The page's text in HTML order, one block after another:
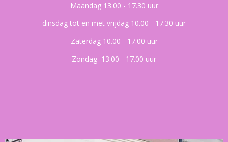
Maandag 13.00 - 17.30 uur
dinsdag tot en met vrijdag 10.00 - 17.30 uur
Zaterdag 10.00 - 17.00 uur
Zondag 13.00 - 17.00 uur